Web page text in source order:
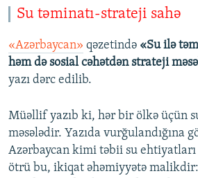
Su təminatı-strateji sahə
«Azərbaycan» qəzetində «Su ilə
həm də sosial cəhətdən strateji
yazı dərc edilib.
Müəllif yazıb ki, hər bir ölkə üçün
məsələdir. Yazıda vurğulandığına
Azərbaycan kimi təbii su
ötrü bu, ikiqat əhəmiyyətə malikdir: